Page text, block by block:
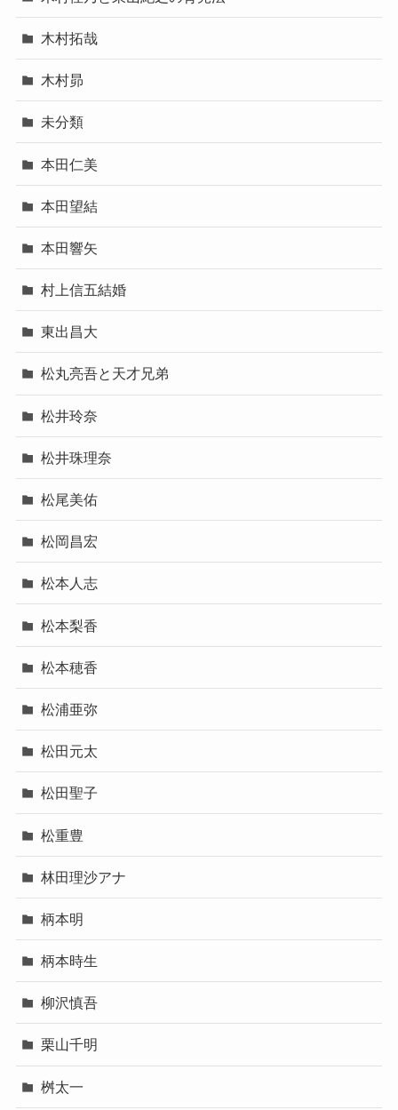
木村拓哉
木村昴
未分類
本田仁美
本田望結
本田響矢
村上信五結婚
東出昌大
松丸亮吾と天才兄弟
松井玲奈
松井珠理奈
松尾美佑
松岡昌宏
松本人志
松本梨香
松本穂香
松浦亜弥
松田元太
松田聖子
松重豊
林田理沙アナ
柄本明
柄本時生
柳沢慎吾
栗山千明
桝太一